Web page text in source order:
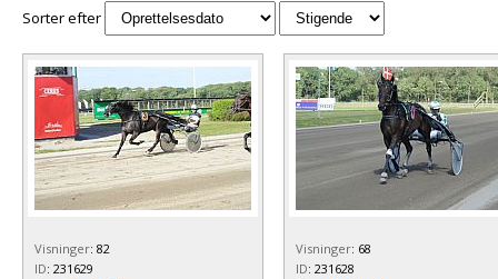
Sorter efter
Visninger: 82
ID: 231629
Visninger: 68
ID: 231628